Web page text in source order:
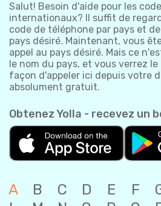
Salut! Besoin d'aide pour les
internationaux? Il suffit de
code de téléphone par pays et
pays désiré. Maintenant, vous
appel au pays désiré. Mais ce
le nom du pays, et vous verrez
façon d'appeler ici depuis votre
absolument gratuit.
Obtenez Yolla - recevez un
A B C D E F